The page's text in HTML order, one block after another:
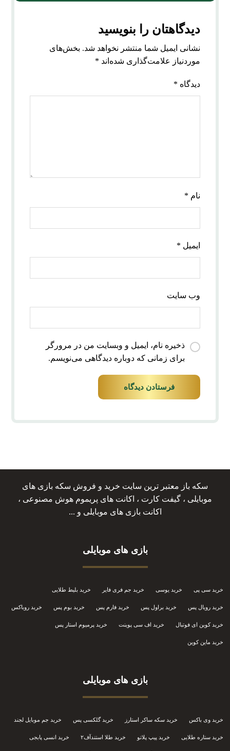
دیدگاهتان را بنویسید
نشانی ایمیل شما منتشر نخواهد شد. بخش‌های
موردنیاز علامت‌گذاری شده‌اند *
دیدگاه *
نام *
ایمیل *
وب‌ سایت
ذخیره نام، ایمیل و وبسایت من در مرورگر
برای زمانی که دوباره دیدگاهی می‌نویسم.
فرستادن دیدگاه
سکه باز معتبر ترین سایت خرید و فروش سکه بازی های
موبایلی ، گیفت کارت ، اکانت های پریموم هوش مصنوعی ،
اکانت بازی های موبایلی و ...
بازی های موبایلی
خرید سی پی خرید یوسی خرید جم فری فایر خرید بلیط طلایی
خرید رویال پس خرید براول پس خرید فارم پس خرید بوم پس خرید روباکس
خرید کوین ای فوتبال خرید اف سی پوینت خرید پرمیوم استار پس
خرید ماین کوین
بازی های موبایلی
خرید وی باکس خرید سکه ساکر استارز خرید گلکسی پس خرید جم موبایل لجند
خرید ستاره طلایی خرید پیپ پلاتو خرید طلا استندآف۲ خرید انسی پابجی